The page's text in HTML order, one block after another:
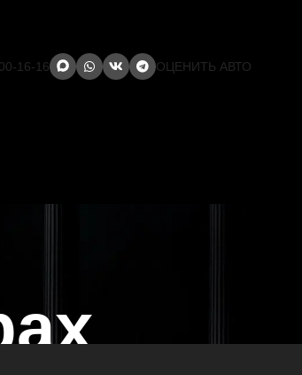
16-16 ОЦЕНИТЬ АВТО